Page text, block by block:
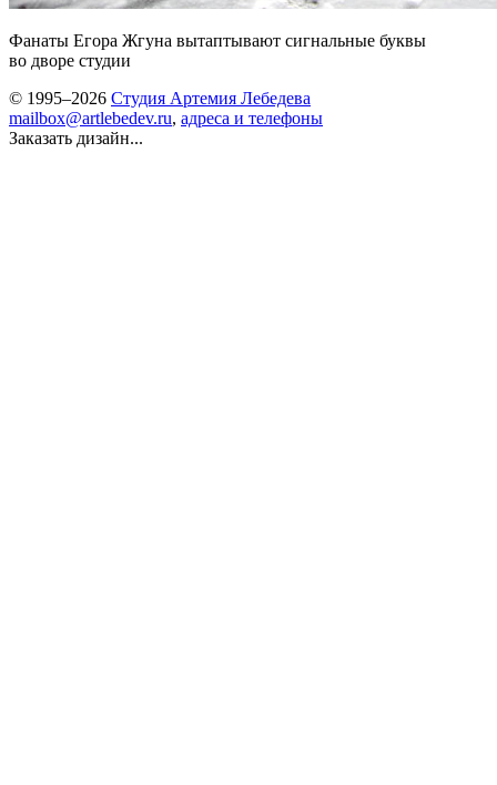
Фанаты Егора Жгуна вытаптывают сигнальные буквы
во дворе студии
© 1995–2026 Студия Артемия Лебедева
mailbox@artlebedev.ru, адреса и телефоны
Заказать дизайн...